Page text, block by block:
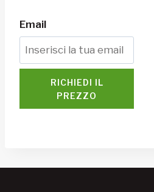
Email
RICHIEDI IL
PREZZO